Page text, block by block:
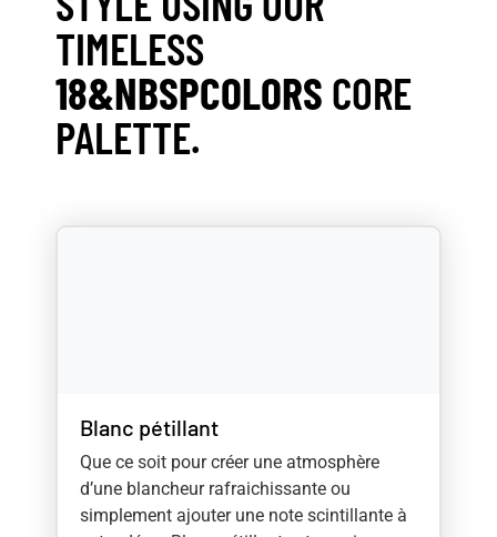
TIMELESS
18&NBSPCOLORS CORE
PALETTE.
Blanc pétillant
Que ce soit pour créer une atmosphère
d’une blancheur rafraichissante ou
simplement ajouter une note scintillante à